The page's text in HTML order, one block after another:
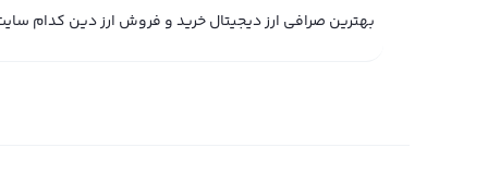
بهترین صرافی ارز دیجیتال خرید و فروش ارز دین کدام